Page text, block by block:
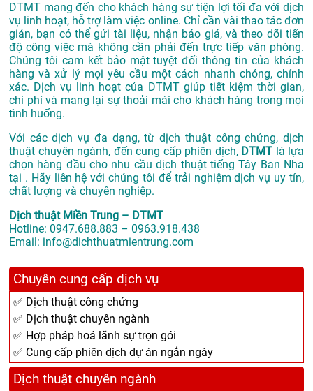
DTMT mang đến cho khách hàng sự tiện lợi tối đa với dịch
vụ linh hoạt, hỗ trợ làm việc online. Chỉ cần vài thao tác đơn
giản, bạn có thể gửi tài liệu, nhận báo giá, và theo dõi tiến
độ công việc mà không cần phải đến trực tiếp văn phòng.
Chúng tôi cam kết bảo mật tuyệt đối thông tin của khách
hàng và xử lý mọi yêu cầu một cách nhanh chóng, chính
xác. Dịch vụ linh hoạt của DTMT giúp tiết kiệm thời gian,
chi phí và mang lại sự thoải mái cho khách hàng trong mọi
tình huống.
Với các dịch vụ đa dạng, từ dịch thuật công chứng, dịch
thuật chuyên ngành, đến cung cấp phiên dịch, DTMT là lựa
chọn hàng đầu cho nhu cầu dịch thuật tiếng Tây Ban Nha
tại . Hãy liên hệ với chúng tôi để trải nghiệm dịch vụ uy tín,
chất lượng và chuyên nghiệp.
Dịch thuật Miền Trung – DTMT
Hotline: 0947.688.883 – 0963.918.438
Email: info@dichthuatmientrung.com
Chuyên cung cấp dịch vụ
✅ Dịch thuật công chứng
✅ Dịch thuật chuyên ngành
✅ Hợp pháp hoá lãnh sự trọn gói
✅ Cung cấp phiên dịch dự án ngắn ngày
Dịch thuật chuyên ngành